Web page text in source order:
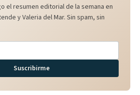
el resumen editorial de la semana en
y Valeria del Mar. Sin spam, sin
Suscribirme